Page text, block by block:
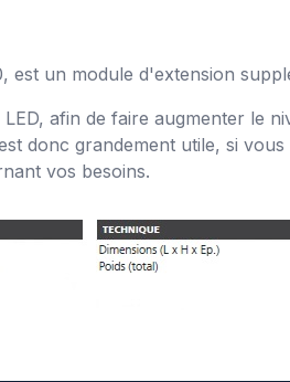
un module d'extension
afin de faire augmenter le
donc grandement utile, si
vos besoins.